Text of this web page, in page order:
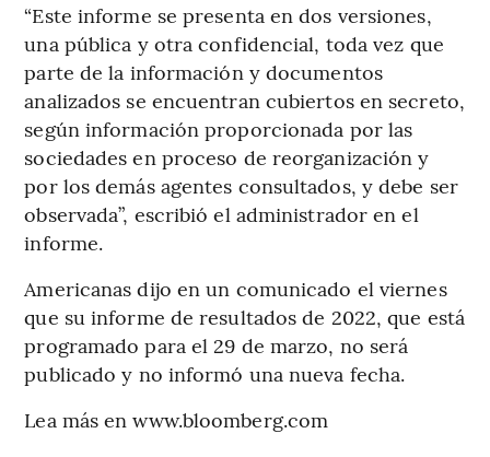
“Este informe se presenta en dos versiones,
una pública y otra confidencial, toda vez que
parte de la información y documentos
analizados se encuentran cubiertos en secreto,
según información proporcionada por las
sociedades en proceso de reorganización y
por los demás agentes consultados, y debe ser
observada”, escribió el administrador en el
informe.
Americanas dijo en un comunicado el viernes
que su informe de resultados de 2022, que está
programado para el 29 de marzo, no será
publicado y no informó una nueva fecha.
Lea más en www.bloomberg.com